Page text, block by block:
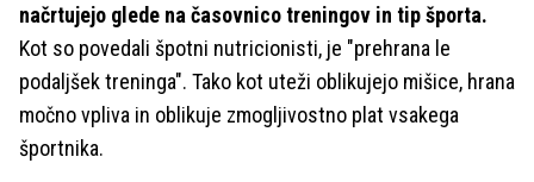
načrtujejo glede na časovnico treningov in tip športa.
Kot so povedali špotni nutricionisti, je "prehrana le
podaljšek treninga". Tako kot uteži oblikujejo mišice, hrana
močno vpliva in oblikuje zmogljivostno plat vsakega
športnika.